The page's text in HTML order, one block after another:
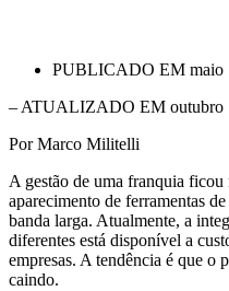
PUBLICADO EM maio
– ATUALIZADO EM outubro
Por Marco Militelli
A gestão de uma franquia
aparecimento de ferramentas
banda larga. Atualmente, a
diferentes está disponível a
empresas. A tendência é que o
caindo.